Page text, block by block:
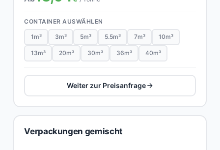
CONTAINER AUSWÄHLEN
1m³ 3m³ 5m³ 5.5m³ 7m³ 10m³
13m³ 20m³ 30m³ 36m³ 40m³
Weiter zur Preisanfrage
Verpackungen gemischt